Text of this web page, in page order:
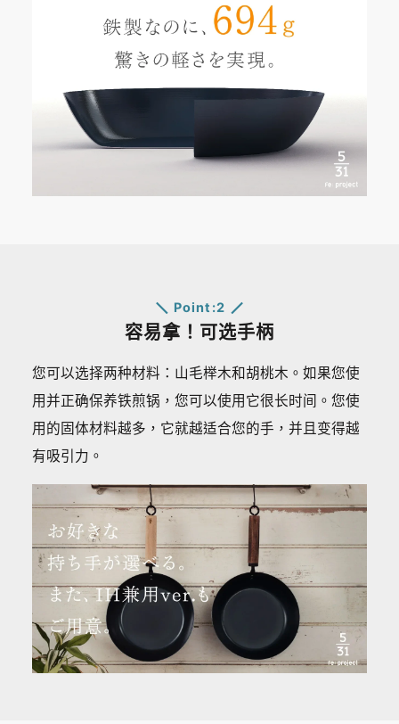
Point:2
容易拿！可选手柄
您可以选择两种材料：山毛榉木和胡桃木。如果您使
用并正确保养铁煎锅，您可以使用它很长时间。您使
用的固体材料越多，它就越适合您的手，并且变得越
有吸引力。